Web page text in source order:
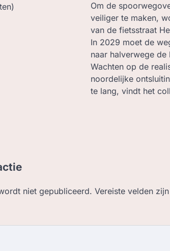
Om de
veiliger te maken,
van de fietsstraat
In 2029 moet de
naar halverwege de
Wachten op de
noordelijke
te lang, vindt het
niet gepubliceerd. Vereiste velden